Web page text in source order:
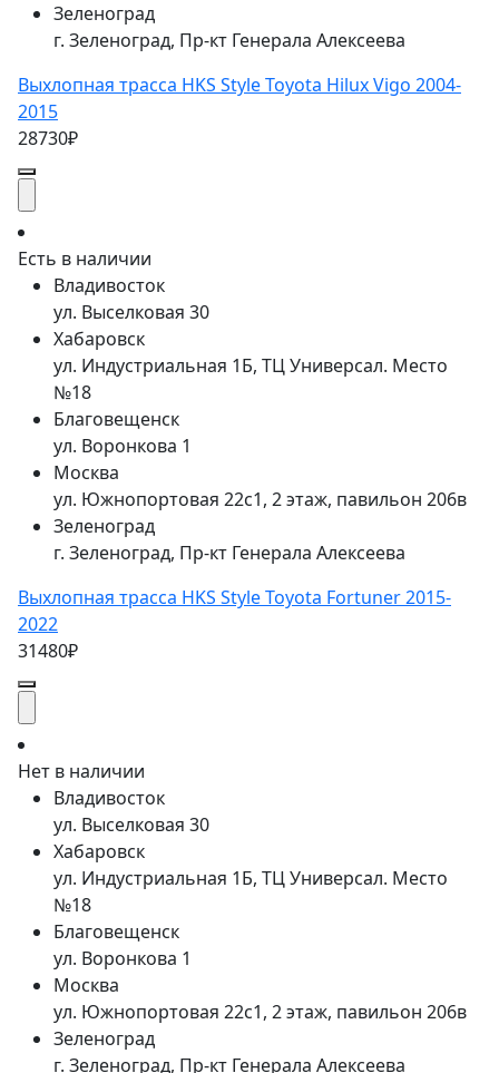
Зеленоград
г. Зеленоград, Пр-кт Генерала Алексеева
Выхлопная трасса HKS Style Toyota Hilux Vigo 2004-
2015
28730₽
Есть в наличии
Владивосток
ул. Выселковая 30
Хабаровск
ул. Индустриальная 1Б, ТЦ Универсал. Место
№18
Благовещенск
ул. Воронкова 1
Москва
ул. Южнопортовая 22с1, 2 этаж, павильон 206в
Зеленоград
г. Зеленоград, Пр-кт Генерала Алексеева
Выхлопная трасса HKS Style Toyota Fortuner 2015-
2022
31480₽
Нет в наличии
Владивосток
ул. Выселковая 30
Хабаровск
ул. Индустриальная 1Б, ТЦ Универсал. Место
№18
Благовещенск
ул. Воронкова 1
Москва
ул. Южнопортовая 22с1, 2 этаж, павильон 206в
Зеленоград
г. Зеленоград, Пр-кт Генерала Алексеева